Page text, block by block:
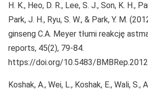
H. K., Heo, D. R., Lee, S. J., Son, K. H.,
Park, J. H., Ryu, S. W., & Park, Y. M.
ginseng C.A. Meyer tłumi reakcję
reports, 45(2), 79-84.
https://doi.org/10.5483/
Koshak, A., Wei, L., Koshak, E., Wali, S.,